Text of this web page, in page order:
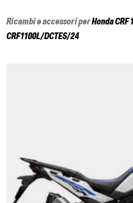
Ricambi e accessori perHondaCRF
CRF1100L/DCTES/24